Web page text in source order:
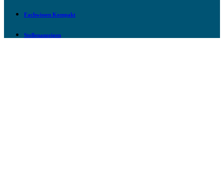
Fachwissen Kompakt
Stellenanzeigen